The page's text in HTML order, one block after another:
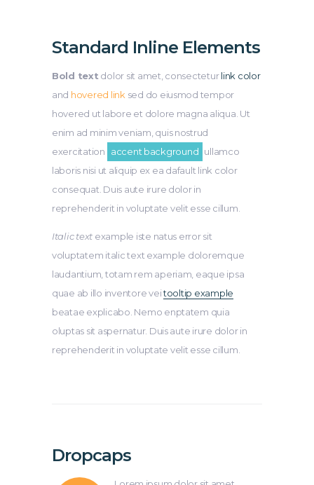
Standard Inline Elements
Bold textdolor sit amet, consecteturlink color
and hovered linksed do eiusmod tempor
hovered ut labore et dolore magna aliqua. Ut
enim ad minim veniam, quis nostrud
exercitation
accent background ullamco
laboris nisi ut aliquip ex ea dafault link color
consequat. Duis aute irure dolor in
reprehenderit in voluptate velit esse cillum.
Italic text example iste natus error sit
voluptatem italic text example doloremque
laudantium, totam rem aperiam, eaque ipsa
quae ab illo inventore veitooltip example
beatae explicabo. Nemo enptatem quia
oluptas sit aspernatur. Duis aute irure dolor in
reprehenderit in voluptate velit esse cillum.
Dropcaps